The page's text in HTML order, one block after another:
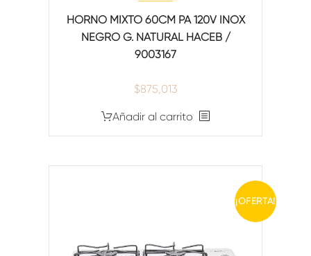
HORNO MIXTO 60CM PA 120V INOX
NEGRO G. NATURAL HACEB /
9003167
$875,013
Añadir al carrito
¡OFERTA!